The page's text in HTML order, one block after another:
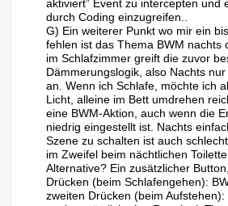
aktiviert” Event zu intercepten und
durch Coding einzugreifen..
G) Ein weiterer Punkt wo mir ein
fehlen ist das Thema BWM nachts
im Schlafzimmer greift die zuvor
Dämmerungslogik, also Nachts
an. Wenn ich Schlafe, möchte ich
Licht, alleine im Bett umdrehen
eine BWM-Aktion, auch wenn die
niedrig eingestellt ist. Nachts
Szene zu schalten ist auch
im Zweifel beim nächtlichen
Alternative? Ein zusätzlicher
Drücken (beim Schlafengehen):
zweiten Drücken (beim Aufstehen):